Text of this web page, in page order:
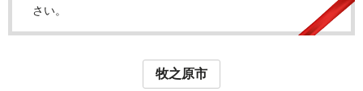
さい。
牧之原市